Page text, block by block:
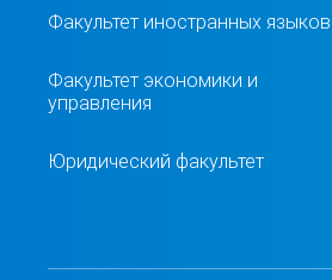
Факультет иностранных языков
Факультет экономики и
управления
Юридический факультет